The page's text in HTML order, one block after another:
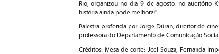
Rio, organizou no dia 9 de agosto, no auditório
história ainda pode melhorar".
Palestra proferida por Jorge Dúran, direitor de
professora do Departamento de Comunicação
Créditos: Mesa de corte: Joel Souza, Fernanda